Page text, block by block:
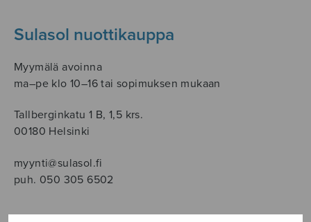
Sulasol nuottikauppa
Myymälä avoinna
ma–pe klo 10–16 tai sopimuksen mukaan
Tallberginkatu 1 B, 1,5 krs.
00180 Helsinki
myynti@sulasol.fi
puh. 050 305 6502